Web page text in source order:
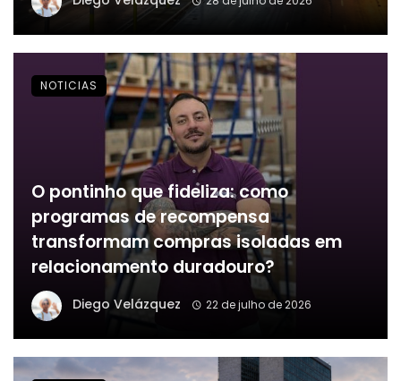
O pontinho que fideliza: como
programas de recompensa
transformam compras isoladas em
relacionamento duradouro?
Diego Velázquez 22 de julho de 2026
NOTICIAS